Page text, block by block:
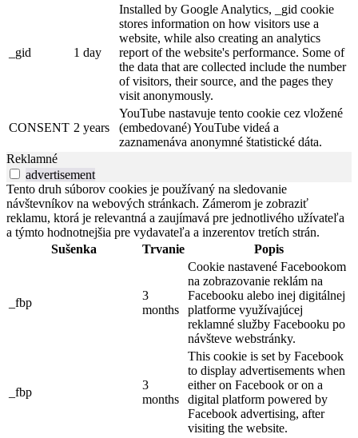
_gid 1 day
Installed by Google Analytics, _gid cookie
stores information on how visitors use a
website, while also creating an analytics
report of the website's performance. Some of
the data that are collected include the number
of visitors, their source, and the pages they
visit anonymously.
CONSENT 2 years
YouTube nastavuje tento cookie cez vložené
(embedované) YouTube videá a
zaznamenáva anonymné štatistické dáta.
Reklamné
advertisement
Tento druh súborov cookies je používaný na sledovanie
návštevníkov na webových stránkach. Zámerom je zobraziť
reklamu, ktorá je relevantná a zaujímavá pre jednotlivého užívateľa
a týmto hodnotnejšia pre vydavateľa a inzerentov tretích strán.
Sušenka
Trvanie Popis
_fbp
3
months
Cookie nastavené Facebookom
na zobrazovanie reklám na
Facebooku alebo inej digitálnej
platforme využívajúcej
reklamné služby Facebooku po
návšteve webstránky.
_fbp
3
months
This cookie is set by Facebook
to display advertisements when
either on Facebook or on a
digital platform powered by
Facebook advertising, after
visiting the website.